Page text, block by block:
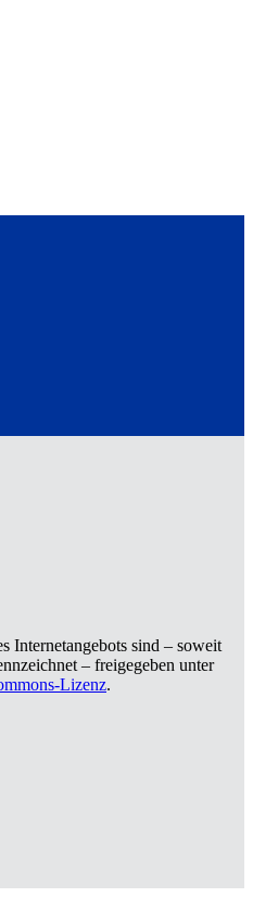
Internetangebots sind – soweit
– freigegeben unter
Lizenz.